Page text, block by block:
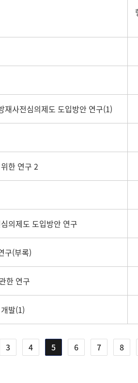
재사전심의제도 도입방안 연구(1)
한 연구 2
의제도 도입방안 연구
구(부록)
한 연구
발(1)
3 4 5 6 7 8